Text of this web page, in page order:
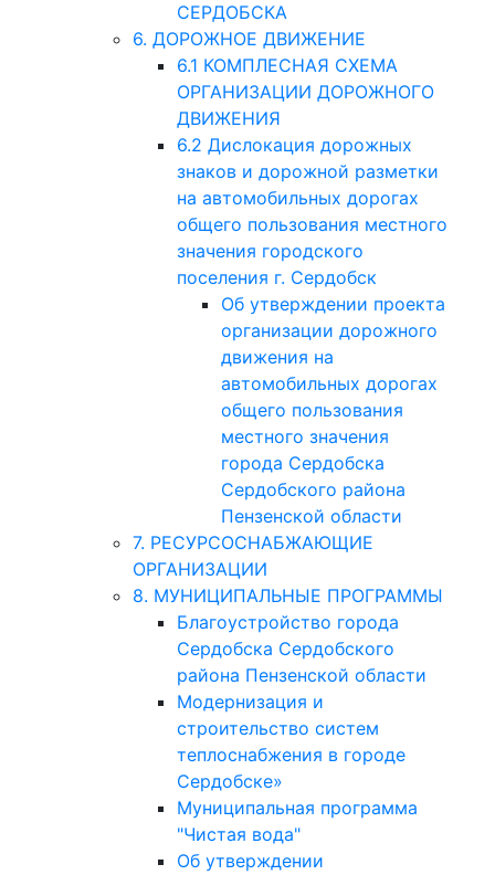
СЕРДОБСКА
6. ДОРОЖНОЕ ДВИЖЕНИЕ
6.1 КОМПЛЕСНАЯ СХЕМА
ОРГАНИЗАЦИИ ДОРОЖНОГО
ДВИЖЕНИЯ
6.2 Дислокация дорожных
знаков и дорожной разметки
на автомобильных дорогах
общего пользования местного
значения городского
поселения г. Сердобск
Об утверждении проекта
организации дорожного
движения на
автомобильных дорогах
общего пользования
местного значения
города Сердобска
Сердобского района
Пензенской области
7. РЕСУРСОСНАБЖАЮЩИЕ
ОРГАНИЗАЦИИ
8. МУНИЦИПАЛЬНЫЕ ПРОГРАММЫ
Благоустройство города
Сердобска Сердобского
района Пензенской области
Модернизация и
строительство систем
теплоснабжения в городе
Сердобске»
Муниципальная программа
"Чистая вода"
Об утверждении